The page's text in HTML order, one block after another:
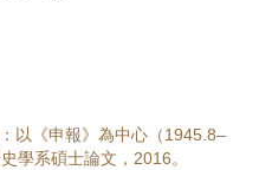
以《申報》為中心（1945.8–
學系碩士論文，2016。